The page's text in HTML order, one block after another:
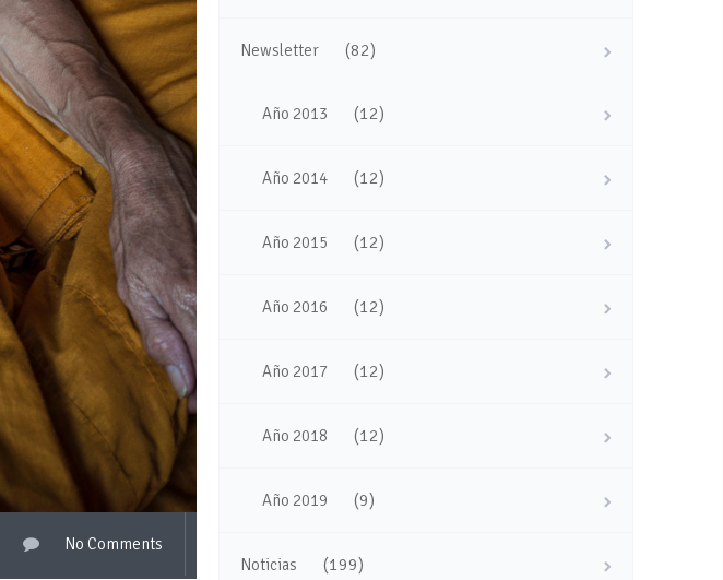
No Comments
Newsletter (82)
Año 2013 (12)
Año 2014 (12)
Año 2015 (12)
Año 2016 (12)
Año 2017 (12)
Año 2018 (12)
Año 2019 (9)
Noticias (199)